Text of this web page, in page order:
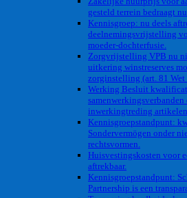
gesteld terrein bedraagt
Kennisgroep: nu deels
deelnemingsvrijstelling
moeder-dochterfusie.
Zorgvrijstelling VPB nu
uitkering winstreserves
zorginstelling (art. 81 Wet
Werking Besluit
inwerkingtreding
Kennisgroepstandpunt:
Sondervermögen onder
rechtsvormen.
Huisvestingskosten voor
aftrekbaar.
Kennisgroepstandpunt:
Partnership is een